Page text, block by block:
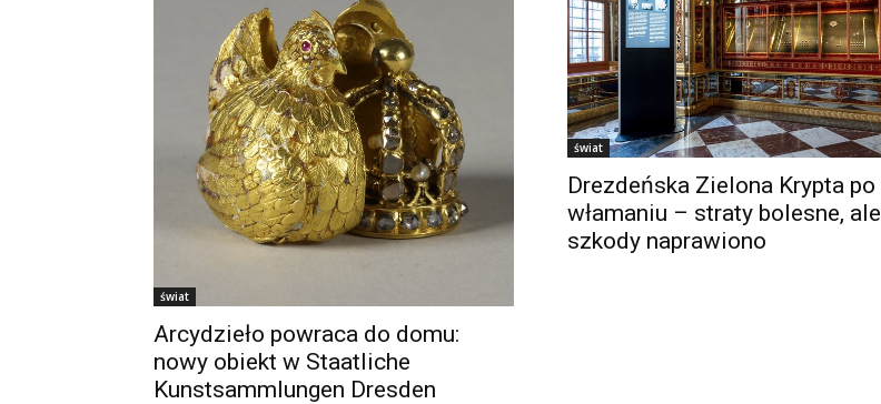
świat
Arcydzieło powraca do domu:
nowy obiekt w Staatliche
Kunstsammlungen Dresden
świat
Drezdeńska Zielona Krypta po
włamaniu – straty bolesne, ale
szkody naprawiono